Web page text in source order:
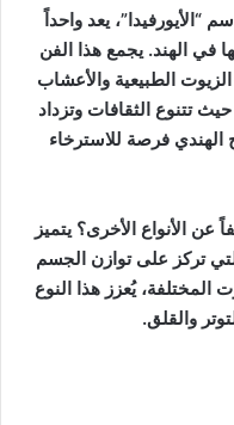
يعد واحداً
في الهند. يجمع هذا الفن
الزيوت الطبيعية والأعشاب
تتنوع الثقافات وتزداد
الهندي فرصة للاسترخاء
عن الأنواع الأخرى؟ يتميز
تركز على توازن الجسم
المختلفة، يُعزز هذا النوع
والقلق.